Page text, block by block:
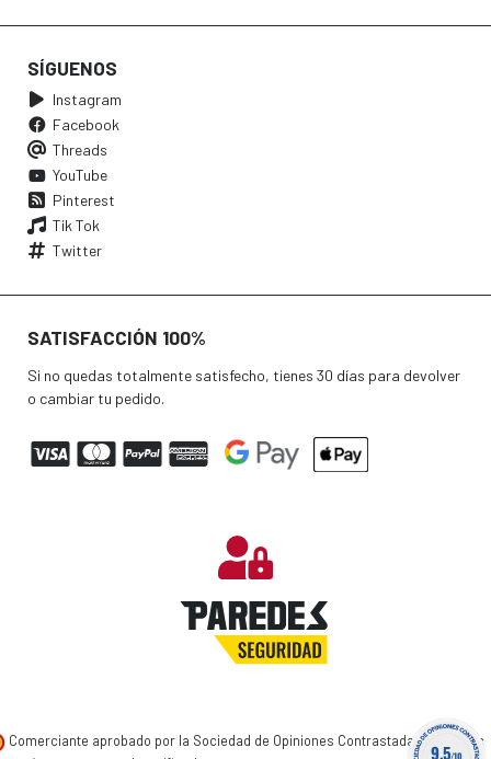
SÍGUENOS
Instagram
Facebook
Threads
YouTube
Pinterest
Tik Tok
Twitter
SATISFACCIÓN 100%
Si no quedas totalmente satisfecho, tienes 30 días para devolver
o cambiar tu pedido.
Comerciante aprobado por la Sociedad de Opiniones Contrastadas, haga clic
9.5/10